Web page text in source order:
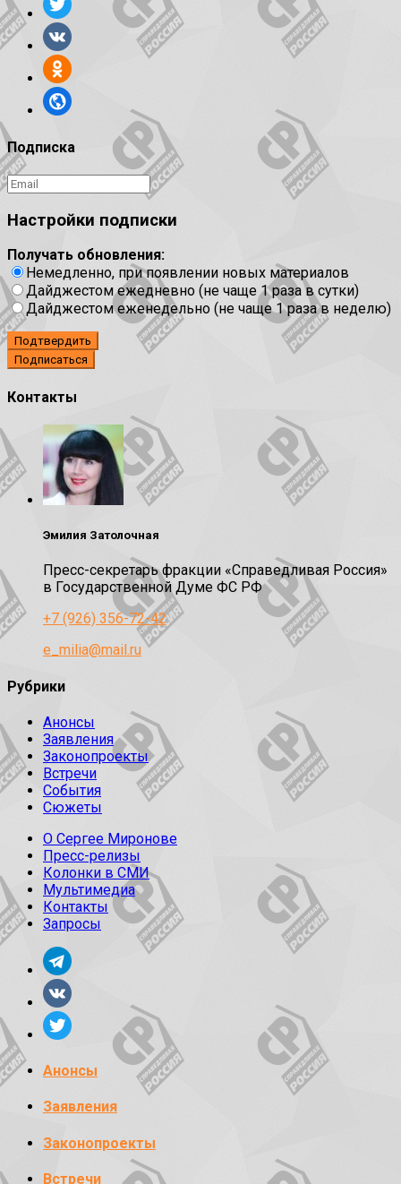
Подписка
Настройки подписки
Получать обновления:
Немедленно, при появлении новых материалов
Дайджестом ежедневно (не чаще 1 раза в сутки)
Дайджестом еженедельно (не чаще 1 раза в неделю)
Подтвердить
Контакты
Эмилия Затолочная
Пресс-секретарь фракции «Справедливая Россия»
в Государственной Думе ФС РФ
+7 (926) 356-72-42
e_milia@mail.ru
Рубрики
Анонсы
Заявления
Законопроекты
Встречи
События
Сюжеты
О Сергее Миронове
Пресс-релизы
Колонки в СМИ
Мультимедиа
Контакты
Запросы
Анонсы
Заявления
Законопроекты
Встречи